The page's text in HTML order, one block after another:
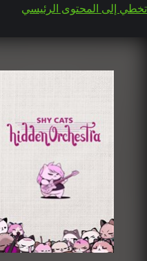
تخطي إلى المحتوى الرئيسي